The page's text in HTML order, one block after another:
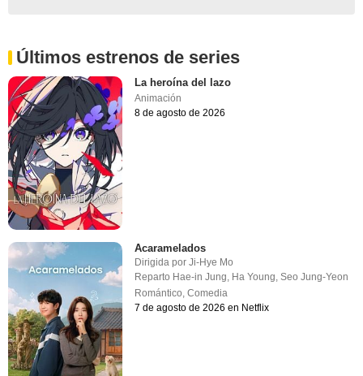
Últimos estrenos de series
La heroína del lazo
Animación
8 de agosto de 2026
Acaramelados
Dirigida porJi-Hye Mo
Reparto Hae-in Jung Ha Young ,Seo Jung-Yeon
Romántico ,Comedia
7 de agosto de 2026 en Netflix